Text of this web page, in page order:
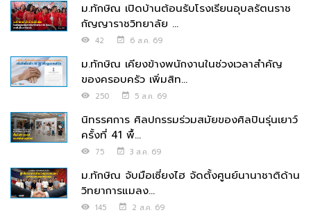
ม.ทักษิณ เปิดบ้านต้อนรับโรงเรียนอุบลรัตนราช
กัญญาราชวิทยาลัย ...
42 6 ส.ค. 69
ม.ทักษิณ เคียงข้างพนักงานในช่วงเวลาสำคัญ
ของครอบครัว เพิ่มสิท...
250 5 ส.ค. 69
นิทรรศการ ศิลปกรรมร่วมสมัยของศิลปินรุ่นเยาว์
ครั้งที่ 41 พื้...
75 3 ส.ค. 69
ม.ทักษิณ จับมือเซี่ยงไฮ จัดตั้งศูนย์นานาชาติด้าน
วิทยาการแมลง...
145 2 ส.ค. 69